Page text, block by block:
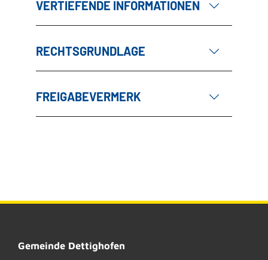
VERTIEFENDE INFORMATIONEN
RECHTSGRUNDLAGE
FREIGABEVERMERK
Gemeinde Dettighofen